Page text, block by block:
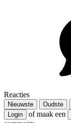
Reacties
Nieuwste Oudste
Login
of maak een